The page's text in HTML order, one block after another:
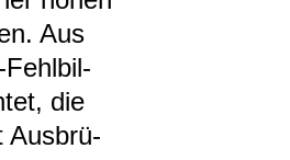
Aus
​Fehl­bil­
die
Aus­brü­